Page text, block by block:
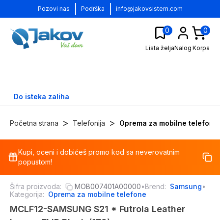
Pozovi nas Podrška info@jakovsistem.com
0
Lista željaNalog
0
Korpa
Do isteka zaliha
Početna strana > Telefonija > Oprema za mobilne telefone
%
Kupi, oceni i dobićeš promo kod sa neverovatnim
popustom!
Šifra proizvoda: MOB007401A00000•Brend: Samsung•
Kategorija: Oprema za mobilne telefone
MCLF12-SAMSUNG S21 * Futrola Leather